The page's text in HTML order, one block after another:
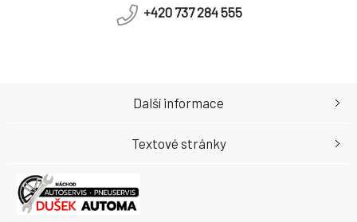
+420 737 284 555
Další informace
Textové stránky